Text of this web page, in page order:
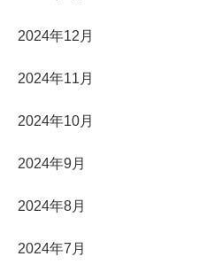
2024年12月
2024年11月
2024年10月
2024年9月
2024年8月
2024年7月